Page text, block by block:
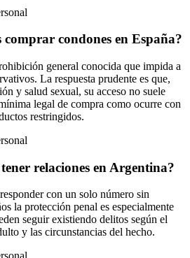
comprar condones en España?
general conocida que impida a
La respuesta prudente es que,
y salud sexual, su acceso no suele
legal de compra como ocurre con
restringidos.
relaciones en Argentina?
con un solo número sin
la protección penal es especialmente
seguir existiendo delitos según el
y las circunstancias del hecho.